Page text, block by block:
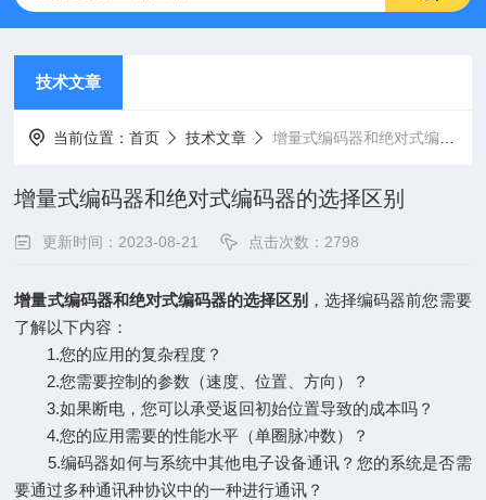
技术文章
当前位置：首页 技术文章 增量式编码器和绝对式编码器的选择区别
增量式编码器和绝对式编码器的选择区别
更新时间：2023-08-21 点击次数：2798
增量式编码器和绝对式编码器的选择区别 ，选择编码器前您需要
了解以下内容：
1.您的应用的复杂程度？
2.您需要控制的参数（速度、位置、方向）？
3.如果断电，您可以承受返回初始位置导致的成本吗？
4.您的应用需要的性能水平（单圈脉冲数）？
5.编码器如何与系统中其他电子设备通讯？您的系统是否需
要通过多种通讯种协议中的一种进行通讯？